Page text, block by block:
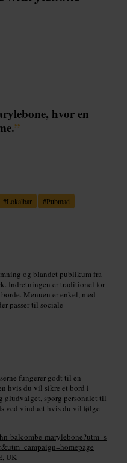
hvor en
”
#Lokalbar #Pubmad
og blandet publikum fra
Indretningen er traditionel for
Menuen er enkel, med
passer til sociale
fungerer godt til en
hvis du vil sikre et bord i
øludvalget, spørg personalet til
ved vinduet hvis du vil følge
balcombe-marylebone?utm_s
UK